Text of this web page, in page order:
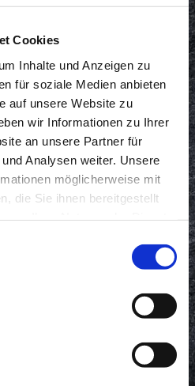
Cookies
Inhalte und Anzeigen zu
für soziale Medien anbieten
auf unsere Website zu
wir Informationen zu Ihrer
an unsere Partner für
Analysen weiter. Unsere
möglicherweise mit
die Sie ihnen bereitgestellt
Nageldeformitäten
Menschen eine Freude.
für Behandlungen
an.
ich Ihnen gerne zur
17944